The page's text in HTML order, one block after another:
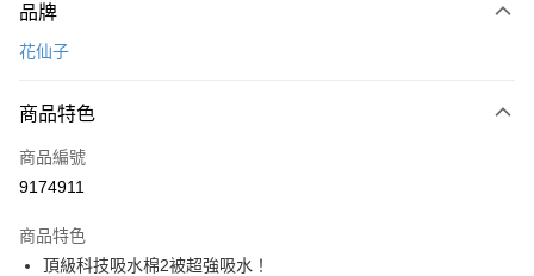
信用卡一次付款
LINE Pay
Apple Pay
悠遊付
品牌
花仙子
商品特色
商品編號
9174911
商品特色
頂級科技吸水棉2被超強吸水！